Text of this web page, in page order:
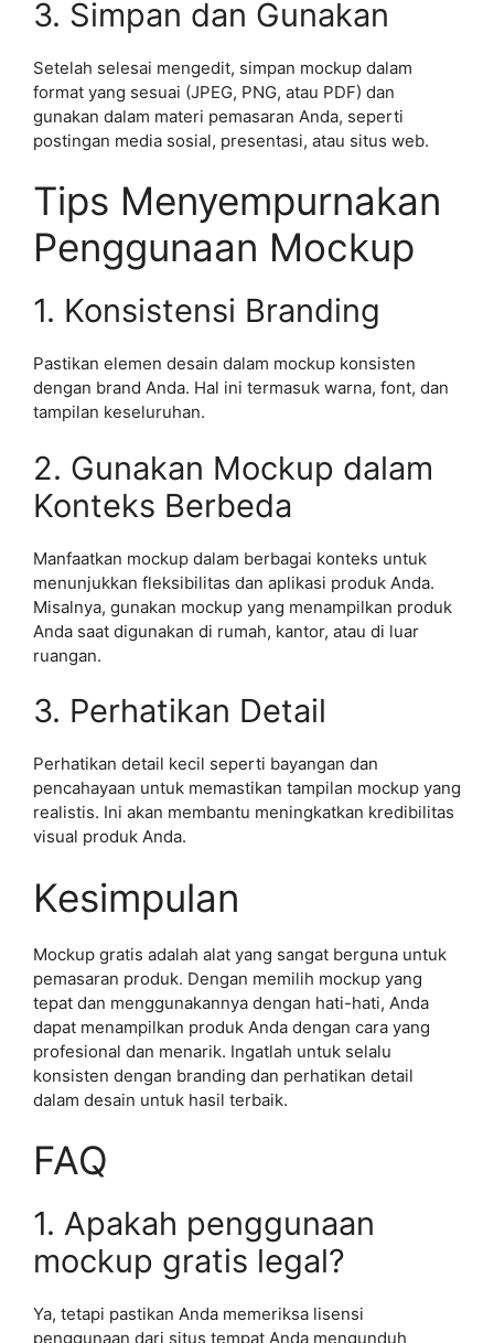
3. Simpan dan Gunakan
Setelah selesai mengedit, simpan mockup dalam
format yang sesuai (JPEG, PNG, atau PDF) dan
gunakan dalam materi pemasaran Anda, seperti
postingan media sosial, presentasi, atau situs web.
Tips Menyempurnakan
Penggunaan Mockup
1. Konsistensi Branding
Pastikan elemen desain dalam mockup konsisten
dengan brand Anda. Hal ini termasuk warna, font, dan
tampilan keseluruhan.
2. Gunakan Mockup dalam
Konteks Berbeda
Manfaatkan mockup dalam berbagai konteks untuk
menunjukkan fleksibilitas dan aplikasi produk Anda.
Misalnya, gunakan mockup yang menampilkan produk
Anda saat digunakan di rumah, kantor, atau di luar
ruangan.
3. Perhatikan Detail
Perhatikan detail kecil seperti bayangan dan
pencahayaan untuk memastikan tampilan mockup yang
realistis. Ini akan membantu meningkatkan kredibilitas
visual produk Anda.
Kesimpulan
Mockup gratis adalah alat yang sangat berguna untuk
pemasaran produk. Dengan memilih mockup yang
tepat dan menggunakannya dengan hati-hati, Anda
dapat menampilkan produk Anda dengan cara yang
profesional dan menarik. Ingatlah untuk selalu
konsisten dengan branding dan perhatikan detail
dalam desain untuk hasil terbaik.
FAQ
1. Apakah penggunaan
mockup gratis legal?
Ya, tetapi pastikan Anda memeriksa lisensi
penggunaan dari situs tempat Anda mengunduh